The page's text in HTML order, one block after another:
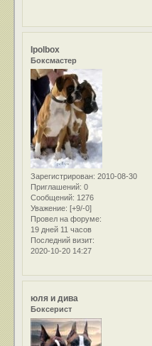
Ipolbox
Боксмастер
Зарегистрирован: 2010-08-30
Приглашений: 0
Сообщений: 1276
Уважение: [+9/-0]
Провел на форуме:
19 дней 11 часов
Последний визит:
2020-10-20 14:27
юля и дива
Боксерист